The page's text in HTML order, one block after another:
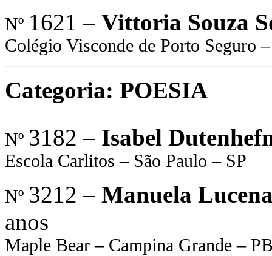
Nº 1621 – Vittoria Souza
Colégio Visconde de Porto Seguro
Categoria: POESIA
Nº 3182 – Isabel
Escola Carlitos – São Paulo – SP
Nº 3212 – Manuela
anos
Maple Bear – Campina Grande –